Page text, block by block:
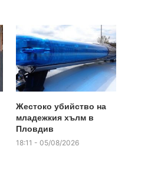
Жестоко убийство на
младежкия хълм в
Пловдив
18:11 - 05/08/2026